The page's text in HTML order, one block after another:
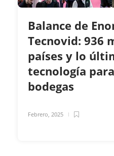
Balance de
Tecnovid: 936
países y lo
tecnología
bodegas
Febrero, 2025